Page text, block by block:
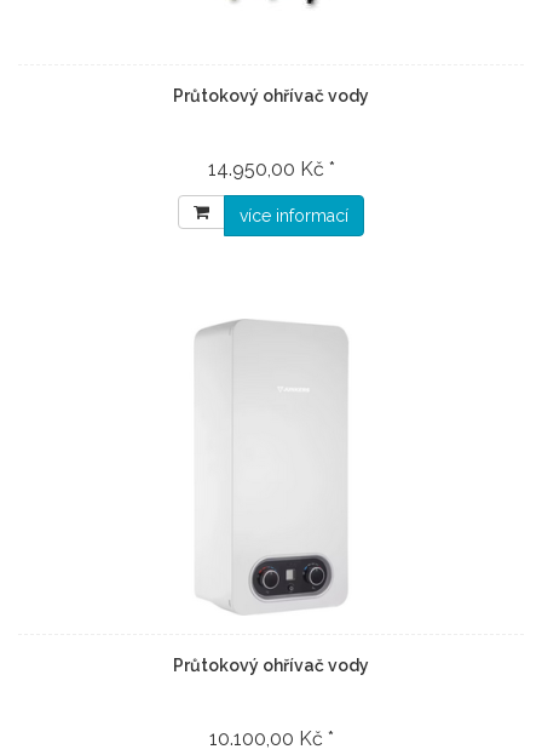
Průtokový ohřívač vody
14.950,00 Kč *
více informací
Průtokový ohřívač vody
10.100,00 Kč *